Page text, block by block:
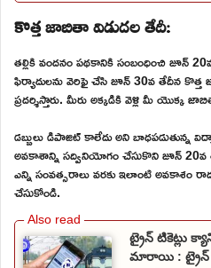
కొత్త జాబితా విడుదల తేదీ:
తల్లికి వందనం పథకానికి సంబంధించి జూన్
ఫిర్యాదులను వెరిఫై చేసి జూన్ 30వ తేదీన
ప్రదర్శిస్తారు. మీరు అక్కడికి వెళ్లి మీ యొక్క
డబ్బులు డిపాజిట్ కాలేదు అని బాధపడుతున్న
అవకాశాన్ని సద్వినియోగం చేసుకొని జూన్ 20వ
ఎన్ని సంవత్సరాలు వరకు ఇలాంటి అవకాశం
చేసుకోండి.
ట్రైన్ టికెట్లు
మారాయి : ట్రైన్